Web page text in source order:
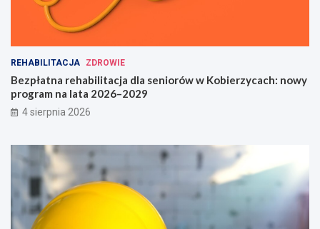
REHABILITACJA ZDROWIE
Bezpłatna rehabilitacja dla seniorów w Kobierzycach: nowy
program na lata 2026–2029
4 sierpnia 2026